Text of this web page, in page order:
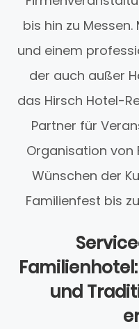
bis hin zu
und einem
der auch außer
das Hirsch Hotel-
Partner für
Organisation von
Wünschen der
Familienfest bis
und